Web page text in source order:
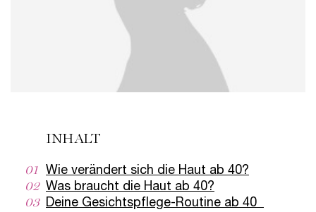
INHALT
01 Wie verändert sich die Haut ab 40?
02 Was braucht die Haut ab 40?
03 Deine Gesichtspflege-Routine ab 40